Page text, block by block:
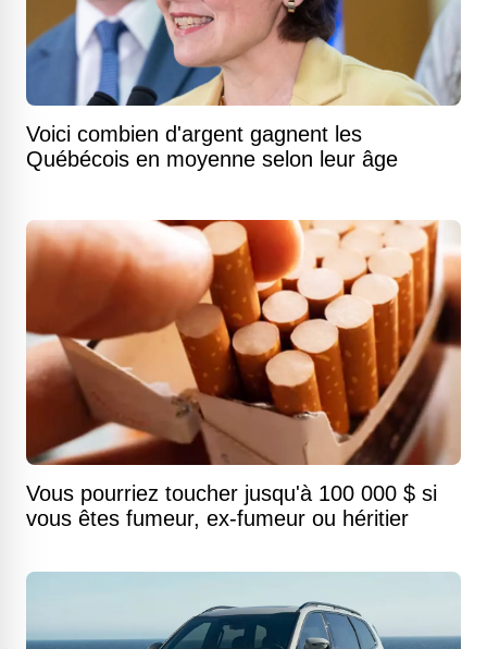
Voici combien d'argent gagnent les
Québécois en moyenne selon leur âge
Vous pourriez toucher jusqu'à 100 000 $ si
vous êtes fumeur, ex-fumeur ou héritier